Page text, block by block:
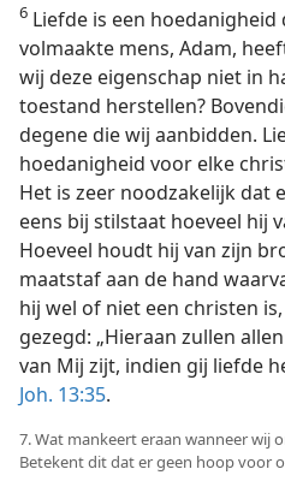
6 Liefde is een hoedanigheid
volmaakte mens, Adam,
wij deze eigenschap niet in
toestand herstellen?
degene die wij aanbidden.
hoedanigheid voor elke
Het is zeer noodzakelijk dat
eens bij stilstaat hoeveel hij
Hoeveel houdt hij van zijn
maatstaf aan de hand
hij wel of niet een christen
gezegd: „Hieraan zullen
van Mij zijt, indien gij liefde
Joh. 13:35.
7. Wat mankeert eraan wanneer wij
Betekent dit dat er geen hoop voor